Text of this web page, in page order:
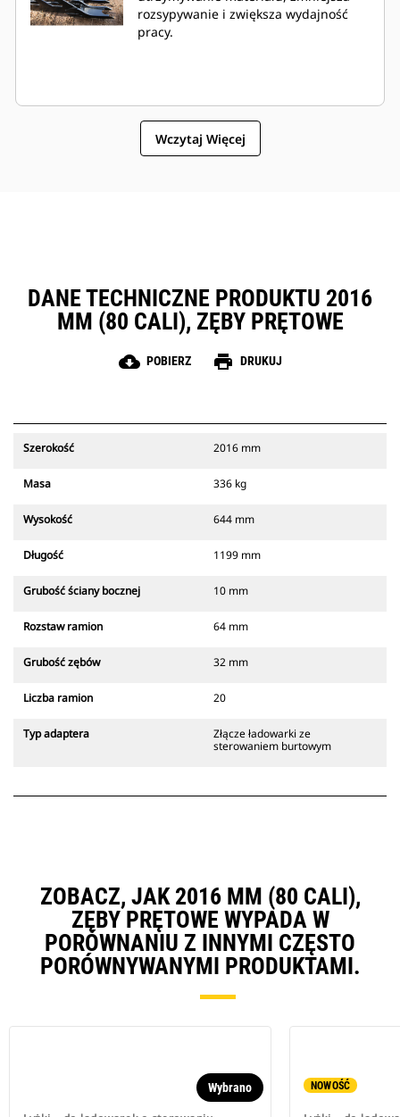
rozsypywanie i zwiększa wydajność
pracy.
Wczytaj Więcej
DANE TECHNICZNE PRODUKTU 2016
MM (80 CALI), ZĘBY PRĘTOWE
cloud_download POBIERZ print DRUKUJ
Szerokość 2016 mm
Masa 336 kg
Wysokość 644 mm
Długość 1199 mm
Grubość ściany bocznej 10 mm
Rozstaw ramion 64 mm
Grubość zębów 32 mm
Liczba ramion 20
Typ adaptera
Złącze ładowarki ze
sterowaniem burtowym
ZOBACZ, JAK 2016 MM (80 CALI),
ZĘBY PRĘTOWE WYPADA W
PORÓWNANIU Z INNYMI CZĘSTO
PORÓWNYWANYMI PRODUKTAMI.
Wybrano NOWOŚĆ